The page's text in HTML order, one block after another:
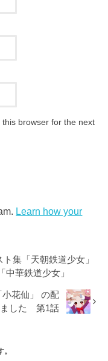
browser for the next
Learn how your
集「天朝鉄道少女」
中華鉄道少女」
花仙」 の配
ました 第1話